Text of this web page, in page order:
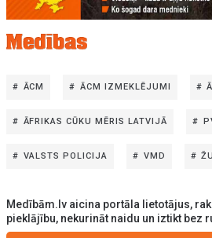
ĀCM ĀCM IZMEKLĒJUMI
ĀFRIKAS CŪKU MĒRIS LATVIJĀ
VALSTS POLICIJA VMD
Medībām.lv aicina portāla lietotājus,
pieklājību, nekurināt naidu un iztikt bez